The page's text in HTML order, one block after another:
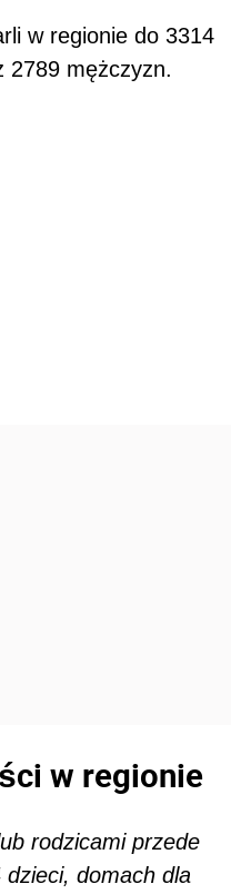
w regionie do 3314
2789 mężczyzn.
w regionie
rodzicami przede
domach dla